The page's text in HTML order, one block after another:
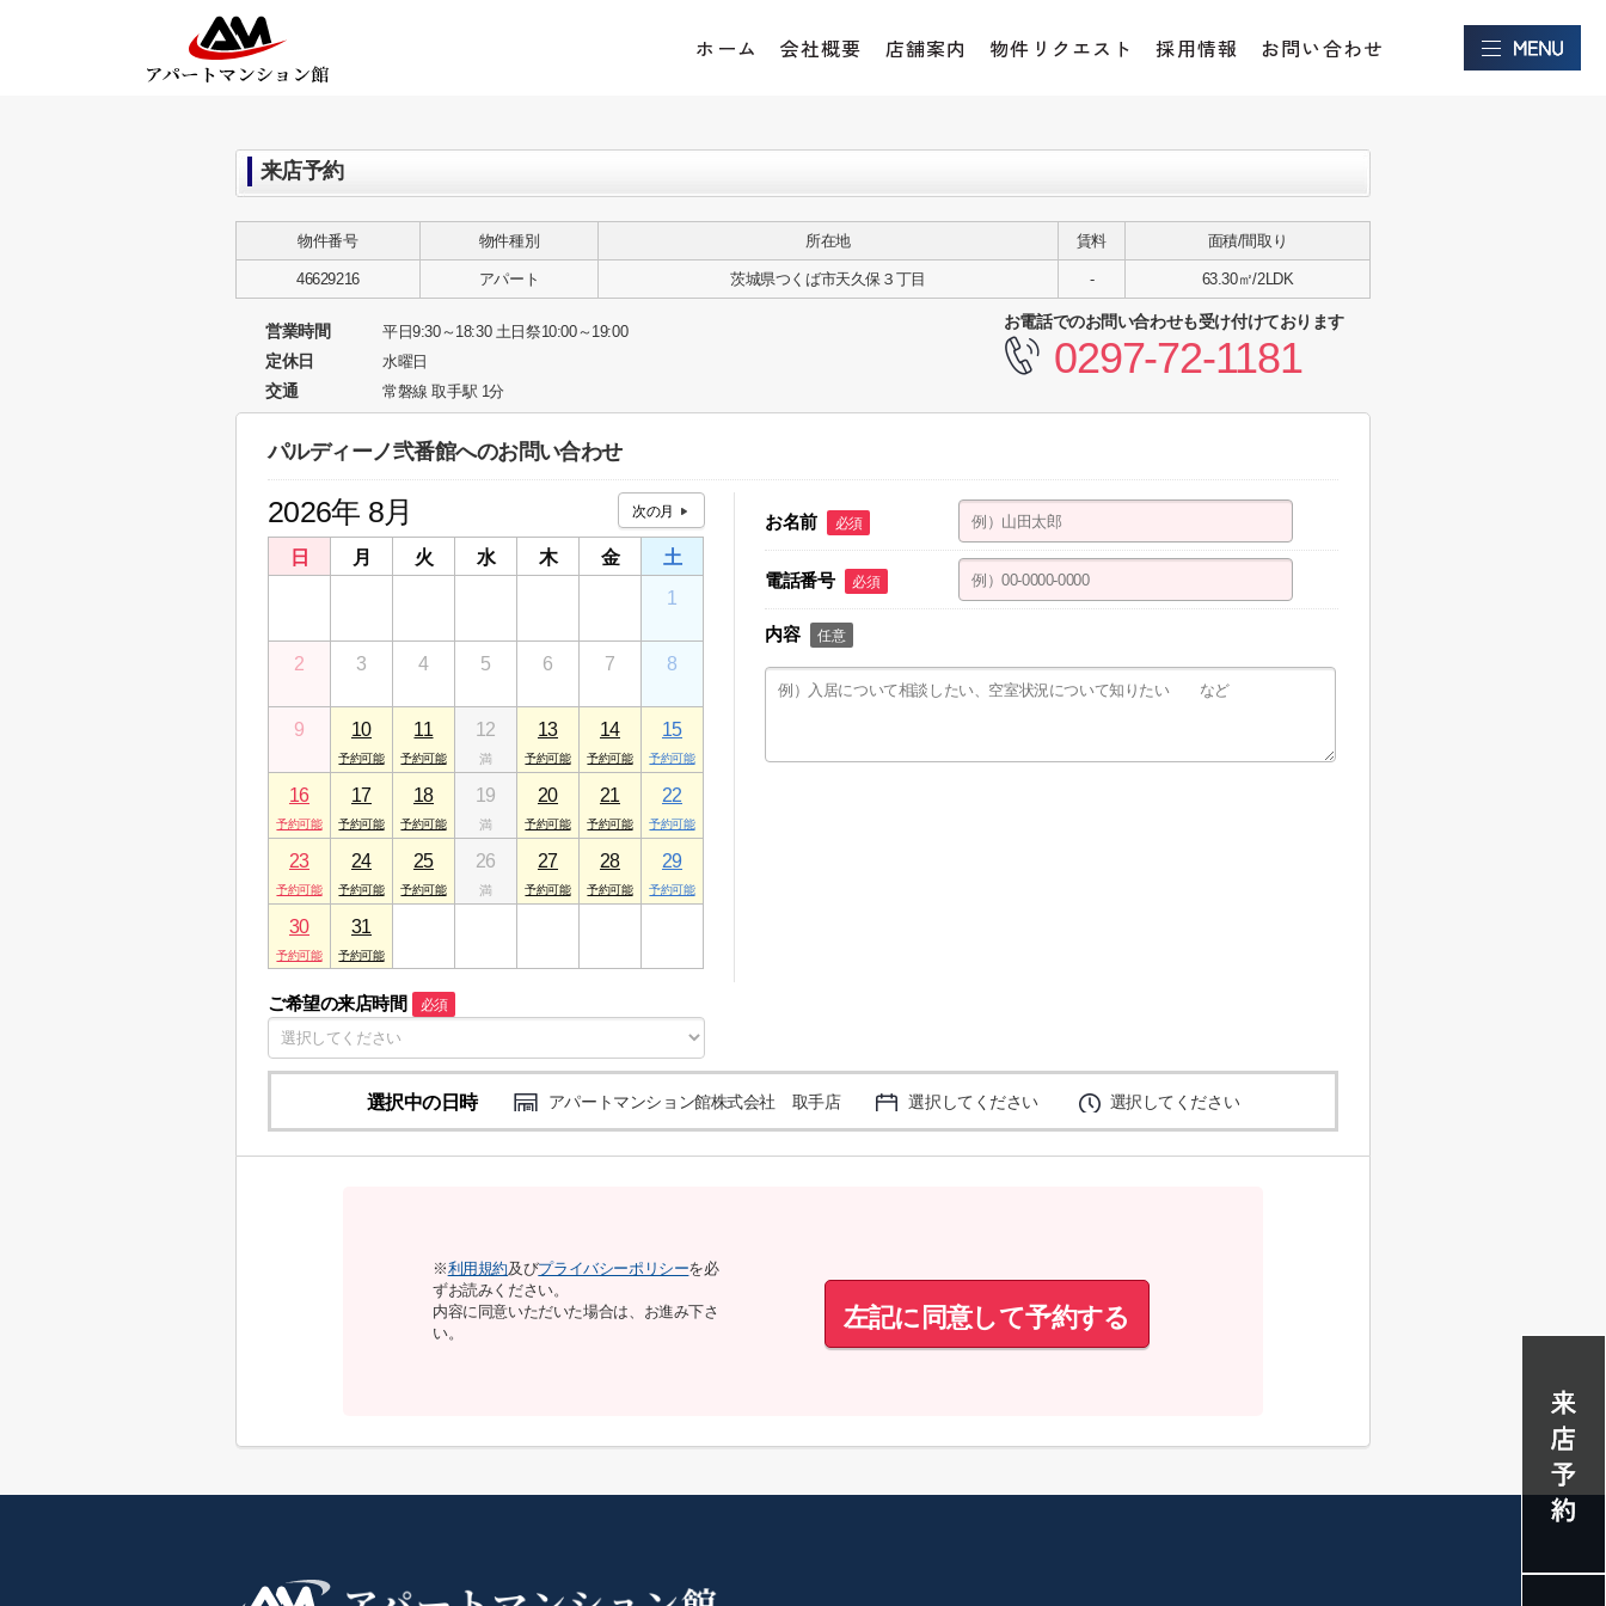
ホーム 会社概要 店舗案内 物件リクエスト 採用情報 お問い合わせ
来店予約
物件番号 物件種別 所在地 賃料 面積/間取り
46629216 アパート 茨城県つくば市天久保３丁目 - 63.30㎡/2LDK
営業時間 平日9:30～18:30 土日祭10:00～19:00
定休日 水曜日
交通 常磐線 取手駅 1分
お電話でのお問い合わせも受け付けております
0297-72-1181
パルディーノ弐番館へのお問い合わせ
2026年 8月
日 月 火 水 木 金
土
1
2 3 4 5 6 7 8
9 10 11 12 13 14 15
16 17 18 19 20 21 22
23 24 25 26 27 28 29
30 31
ご希望の来店時間 必須
お名前 必須
電話番号 必須
内容 任意
選択中の日時 アパートマンション館株式会社 取手店 選択してください 選択してください
※利用規約及びプライバシーポリシーを必
ずお読みください。
内容に同意いただいた場合は、お進み下さ
い。
左記に同意して予約する